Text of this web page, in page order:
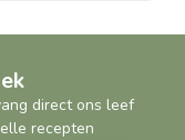
direct ons leef
recepten